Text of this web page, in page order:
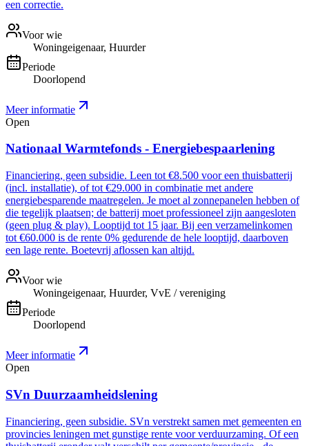
een correctie.
Voor wie
Woningeigenaar, Huurder
Periode
Doorlopend
Meer informatie
Open
Nationaal Warmtefonds - Energiebespaarlening
Financiering, geen subsidie. Leen tot €8.500 voor een thuisbatterij
(incl. installatie), of tot €29.000 in combinatie met andere
energiebesparende maatregelen. Je moet al zonnepanelen hebben of
die tegelijk plaatsen; de batterij moet professioneel zijn aangesloten
(geen plug & play). Looptijd tot 15 jaar. Bij een verzamelinkomen
tot €60.000 is de rente 0% gedurende de hele looptijd, daarboven
een lage rente. Boetevrij aflossen kan altijd.
Voor wie
Woningeigenaar, Huurder, VvE / vereniging
Periode
Doorlopend
Meer informatie
Open
SVn Duurzaamheidslening
Financiering, geen subsidie. SVn verstrekt samen met gemeenten en
provincies leningen met gunstige rente voor verduurzaming. Of een